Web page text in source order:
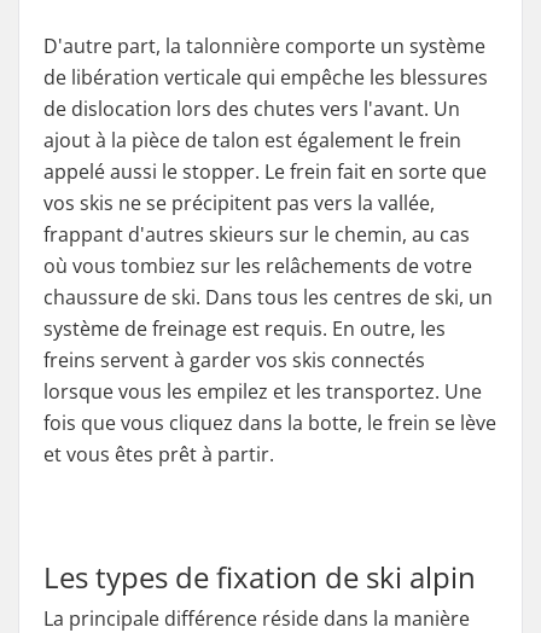
D'autre part, la talonnière comporte un système
de libération verticale qui empêche les blessures
de dislocation lors des chutes vers l'avant. Un
ajout à la pièce de talon est également le frein
appelé aussi le stopper. Le frein fait en sorte que
vos skis ne se précipitent pas vers la vallée,
frappant d'autres skieurs sur le chemin, au cas
où vous tombiez sur les relâchements de votre
chaussure de ski. Dans tous les centres de ski, un
système de freinage est requis. En outre, les
freins servent à garder vos skis connectés
lorsque vous les empilez et les transportez. Une
fois que vous cliquez dans la botte, le frein se lève
et vous êtes prêt à partir.
Les types de fixation de ski alpin
La principale différence réside dans la manière